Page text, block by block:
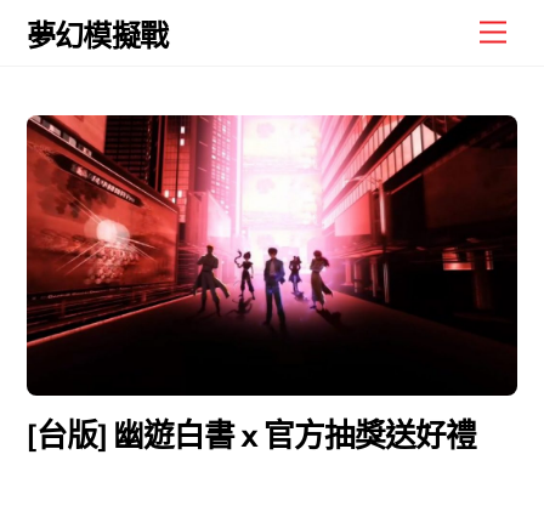
Skip
夢幻模擬戰
[台版] 幽遊白書 x 官方抽獎送好禮